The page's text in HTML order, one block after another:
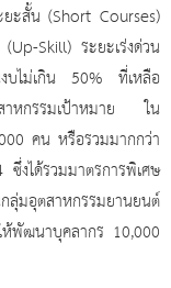
ะสั้น (Short Courses)
Skill) ระยะเร่งด่วน
บไม่เกิน 50% ที่เหลือ
สาหกรรมเป้าหมาย ใน
คน หรือรวมมากกว่า
ได้รวมมาตรการพิเศษ
ลุ่มอุตสาหกรรมยานยนต์
พัฒนาบุคลากร 10,000